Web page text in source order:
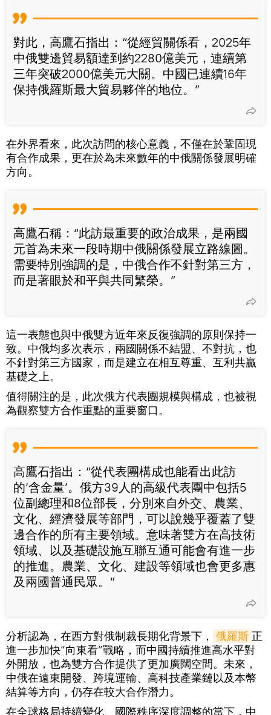
對此，高鷹石指出：“從經貿關係看，2025年
中俄雙邊貿易額達到約2280億美元，連續第
三年突破2000億美元大關。中國已連續16年
保持俄羅斯最大貿易夥伴的地位。”
在外界看來，此次訪問的核心意義，不僅在於鞏固現
有合作成果，更在於為未來數年的中俄關係發展明確
方向。
高鷹石稱：“此訪最重要的政治成果，是兩國
元首為未來一段時期中俄關係發展立路線圖。
需要特別強調的是，中俄合作不針對第三方，
而是著眼於和平與共同繁榮。”
這一表態也與中俄雙方近年來反復強調的原則保持一
致。中俄均多次表示，兩國關係不結盟、不對抗，也
不針對第三方國家，而是建立在相互尊重、互利共贏
基礎之上。
值得關注的是，此次俄方代表團規模與構成，也被視
為觀察雙方合作重點的重要窗口。
高鷹石指出：“從代表團構成也能看出此訪
的‘含金量’。俄方39人的高級代表團中包括5
位副總理和8位部長，分別來自外交、農業、
文化、經濟發展等部門，可以說幾乎覆蓋了雙
邊合作的所有主要領域。意味著雙方在高技術
領域、以及基礎設施互聯互通可能會有進一步
的推進。農業、文化、建設等領域也會更多惠
及兩國普通民眾。”
分析認為，在西方對俄制裁長期化背景下， 俄羅斯 正
進一步加快“向東看”戰略，而中國持續推進高水平對
外開放，也為雙方合作提供了更加廣闊空間。未來，
中俄在遠東開發、跨境運輸、高科技產業鏈以及本幣
結算等方向，仍存在較大合作潛力。
在全球格局持續變化、國際秩序深度調整的當下，中